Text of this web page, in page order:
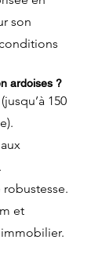
son
ardoises ?
150
et